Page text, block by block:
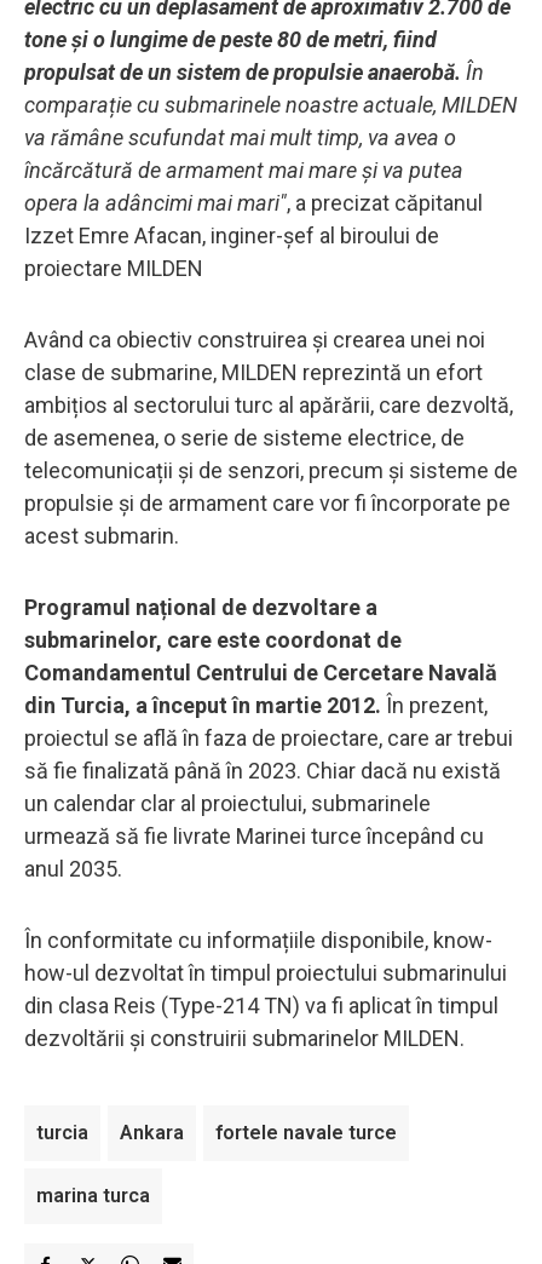
electric cu un deplasament de aproximativ 2.700 de
tone și o lungime de peste 80 de metri, fiind
propulsat de un sistem de propulsie anaerobă. În
comparație cu submarinele noastre actuale, MILDEN
va rămâne scufundat mai mult timp, va avea o
încărcătură de armament mai mare și va putea
opera la adâncimi mai mari", a precizat căpitanul
Izzet Emre Afacan, inginer-șef al biroului de
proiectare MILDEN
Având ca obiectiv construirea și crearea unei noi
clase de submarine, MILDEN reprezintă un efort
ambițios al sectorului turc al apărării, care dezvoltă,
de asemenea, o serie de sisteme electrice, de
telecomunicații și de senzori, precum și sisteme de
propulsie și de armament care vor fi încorporate pe
acest submarin.
Programul național de dezvoltare a
submarinelor, care este coordonat de
Comandamentul Centrului de Cercetare Navală
din Turcia, a început în martie 2012. În prezent,
proiectul se află în faza de proiectare, care ar trebui
să fie finalizată până în 2023. Chiar dacă nu există
un calendar clar al proiectului, submarinele
urmează să fie livrate Marinei turce începând cu
anul 2035.
În conformitate cu informațiile disponibile, know-
how-ul dezvoltat în timpul proiectului submarinului
din clasa Reis (Type-214 TN) va fi aplicat în timpul
dezvoltării și construirii submarinelor MILDEN.
turcia Ankara fortele navale turce
marina turca